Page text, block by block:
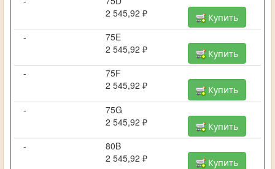
2 545,92 ₽
Купить
-
75E
2 545,92 ₽
Купить
-
75F
2 545,92 ₽
Купить
-
75G
2 545,92 ₽
Купить
-
80B
2 545,92 ₽
Купить